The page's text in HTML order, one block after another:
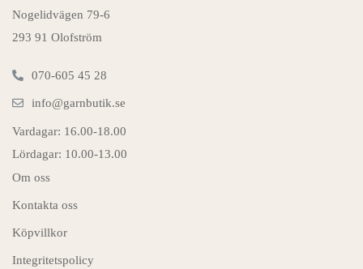
Nogelidvägen 79-6
293 91 Olofström
070-605 45 28
info@garnbutik.se
Vardagar: 16.00-18.00
Lördagar: 10.00-13.00
Om oss
Kontakta oss
Köpvillkor
Integritetspolicy